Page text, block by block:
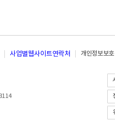
사업별웹사이트연락처 개인정보보